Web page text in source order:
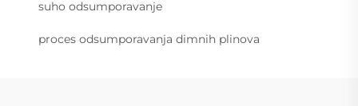
suho odsumporavanje
proces odsumporavanja dimnih plinova